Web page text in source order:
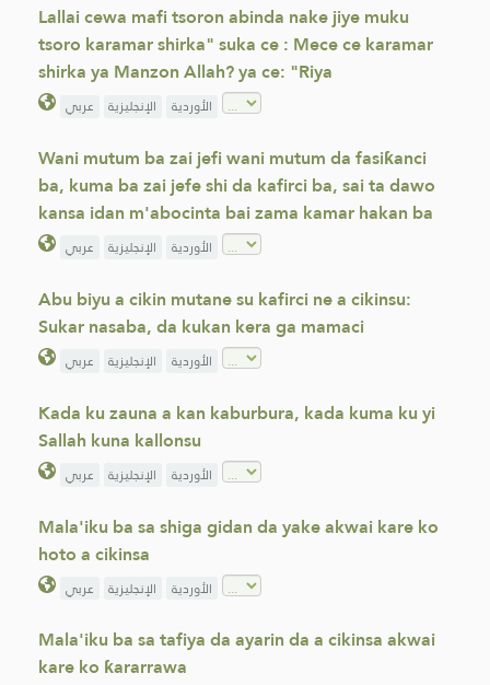
Lallai cewa mafi tsoron abinda nake jiye muku
tsoro karamar shirka" suka ce : Mece ce karamar
shirka ya Manzon Allah? ya ce: "Riya
عربي الإنجليزية الأوردية
Wani mutum ba zai jefi wani mutum da fasiƙanci
ba, kuma ba zai jefe shi da kafirci ba, sai ta dawo
kansa idan m'abocinta bai zama kamar hakan ba
عربي الإنجليزية الأوردية
Abu biyu a cikin mutane su kafirci ne a cikinsu:
Sukar nasaba, da kukan kera ga mamaci
عربي الإنجليزية الأوردية
Kada ku zauna a kan kaburbura, kada kuma ku yi
Sallah kuna kallonsu
عربي الإنجليزية الأوردية
Mala'iku ba sa shiga gidan da yake akwai kare ko
hoto a cikinsa
عربي الإنجليزية الأوردية
Mala'iku ba sa tafiya da ayarin da a cikinsa akwai
kare ko ƙararrawa